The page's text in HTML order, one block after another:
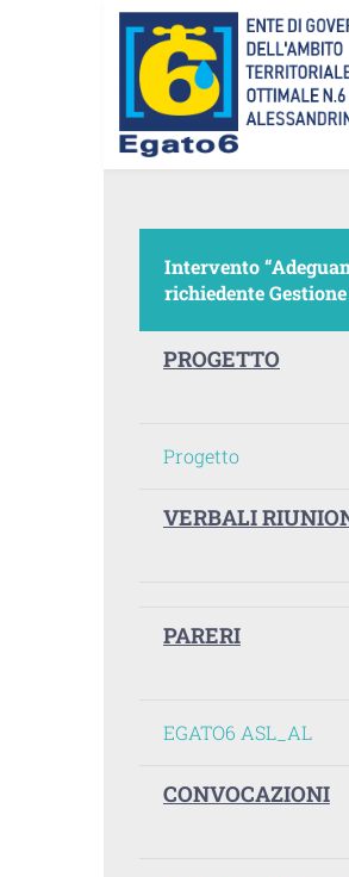
Intervento
richiedente
PROGETTO
Progetto
VERBALI
PARERI
EGATO6 ASL_AL
CONVOCAZIONI